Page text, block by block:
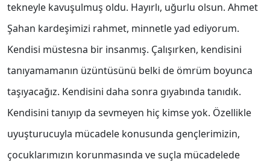
tekneyle kavuşulmuş oldu. Hayırlı, uğurlu olsun. Ahmet
Şahan kardeşimizi rahmet, minnetle yad ediyorum.
Kendisi müstesna bir insanmış. Çalışırken, kendisini
tanıyamamanın üzüntüsünü belki de ömrüm boyunca
taşıyacağız. Kendisini daha sonra gıyabında tanıdık.
Kendisini tanıyıp da sevmeyen hiç kimse yok. Özellikle
uyuşturucuyla mücadele konusunda gençlerimizin,
çocuklarımızın korunmasında ve suçla mücadelede